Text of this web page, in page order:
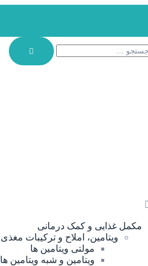
مکمل غذایی و کمک درمانی
ویتامین، املاح و ترکیبات مغذی
مولتی ویتامین ها
ویتامین و شبه ویتامین ها